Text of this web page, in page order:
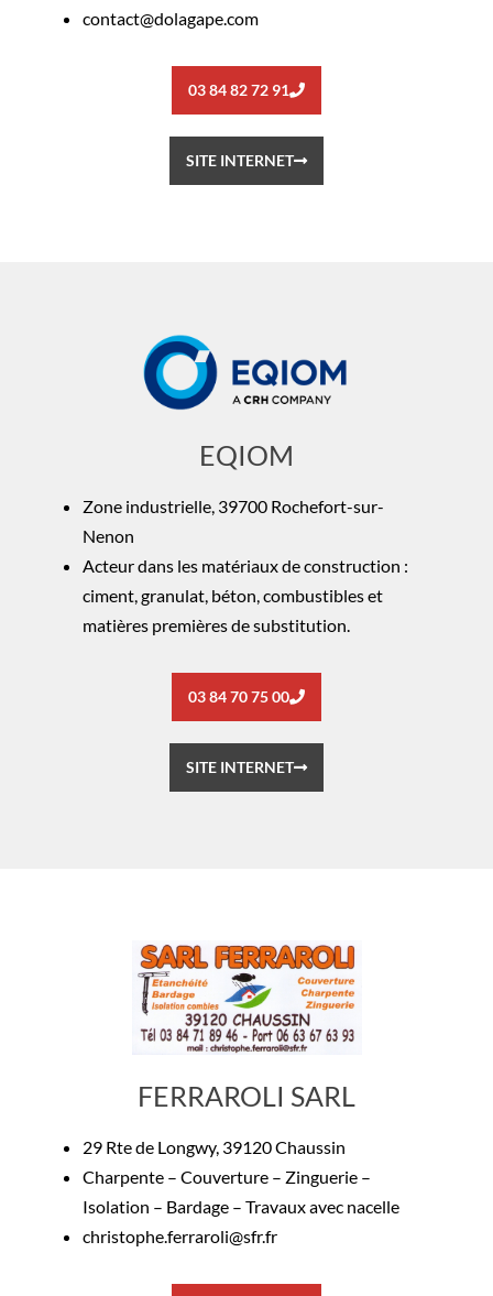
contact@dolagape.com
03 84 82 72 91
SITE INTERNET
EQIOM
Zone industrielle, 39700 Rochefort-sur-
Nenon
Acteur dans les matériaux de construction :
ciment, granulat, béton, combustibles et
matières premières de substitution.
03 84 70 75 00
SITE INTERNET
FERRAROLI SARL
29 Rte de Longwy, 39120 Chaussin
Charpente – Couverture – Zinguerie –
Isolation – Bardage – Travaux avec nacelle
christophe.ferraroli@sfr.fr